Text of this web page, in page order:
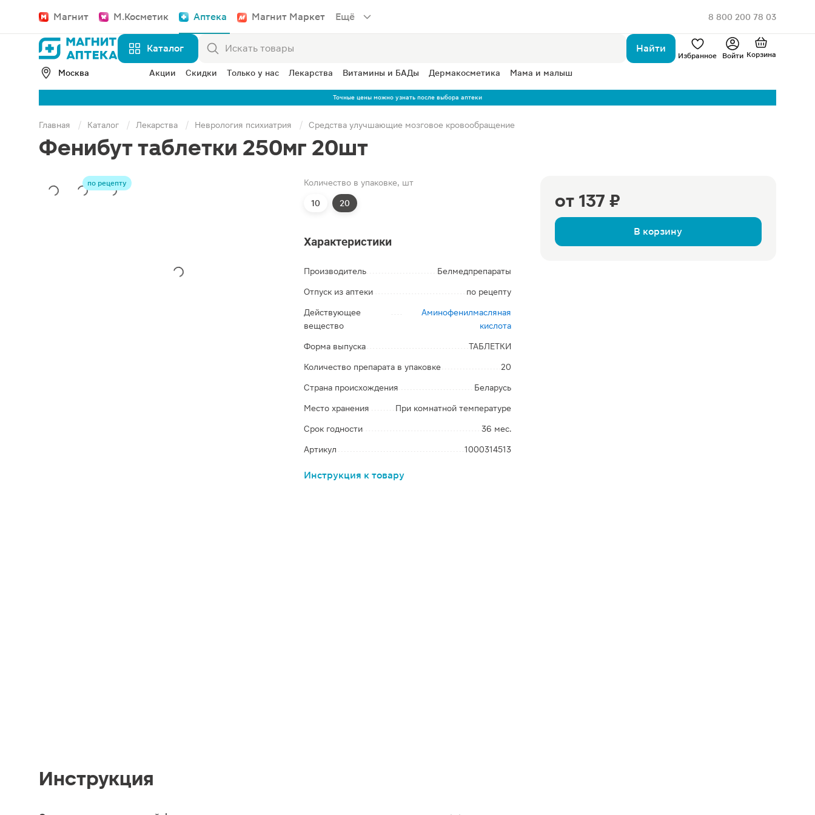
Магнит М.Косметик Аптека Магнит Маркет Ещё 8 800 200 78 03
Каталог Найти
Избранное Войти Корзина
Москва Акции Скидки Только у нас Лекарства Витамины и БАДы Дермакосметика Мама и малыш
Точные цены можно узнать после выбора аптеки
Главная Каталог Лекарства Неврология психиатрия Средства улучшающие мозговое кровообращение
Фенибут таблетки 250мг 20шт
по рецепту
от 137 ₽
В корзину
Количество в упаковке, шт
10 20
Характеристики
Производитель Белмедпрепараты
Отпуск из аптеки по рецепту
Действующее
вещество
Аминофенилмасляная
кислота
Форма выпуска ТАБЛЕТКИ
Количество препарата в упаковке 20
Страна происхождения Беларусь
Место хранения При комнатной температуре
Срок годности 36 мес.
Артикул 1000314513
Инструкция к товару
Инструкция